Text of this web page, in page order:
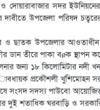
দোয়ারাবাজার সদর
দাবীতে উপজেলা পরিষদ
ও ছাতক উপজেলার
তীরে পাকা বøক স্থাপন
জন্য ১৮ কিলোমিটার নদী
প্রকৌশলী খুশিমোহন
শেষে সংসদ সদস্য পাউবো
শতাধিক ঘরবাড়ি ও সরকারি